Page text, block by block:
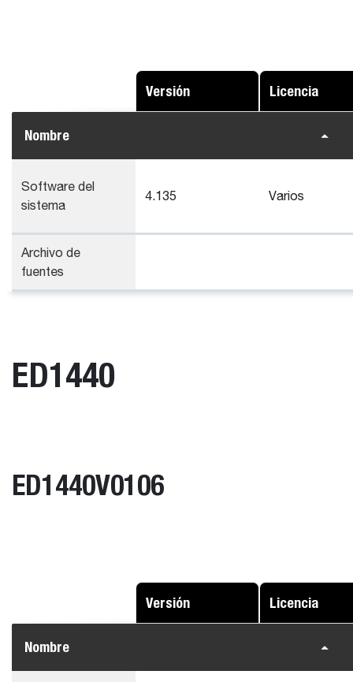
Versión Licencia
Nombre
Software del
sistema
4.135 Varios
Archivo de
fuentes
ED1440
ED1440V0106
Versión Licencia
Nombre